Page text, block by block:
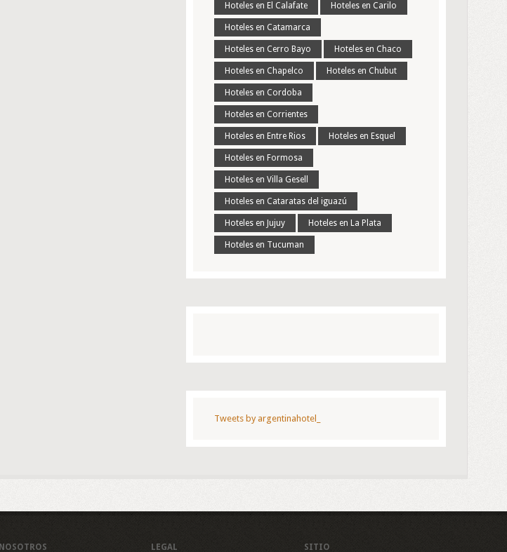
Hoteles en El Calafate Hoteles en Carilo
Hoteles en Catamarca
Hoteles en Cerro Bayo Hoteles en Chaco
Hoteles en Chapelco Hoteles en Chubut
Hoteles en Cordoba
Hoteles en Corrientes
Hoteles en Entre Rios Hoteles en Esquel
Hoteles en Formosa
Hoteles en Villa Gesell
Hoteles en Cataratas del iguazú
Hoteles en Jujuy Hoteles en La Plata
Hoteles en Tucuman
Tweets by argentinahotel_
NOSOTROS LEGAL SITIO